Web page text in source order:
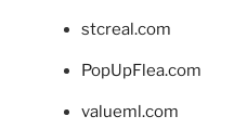
stcreal.com
PopUpFlea.com
valueml.com